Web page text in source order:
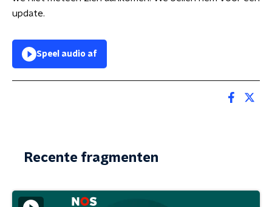
update.
Speel audio af
Recente fragmenten